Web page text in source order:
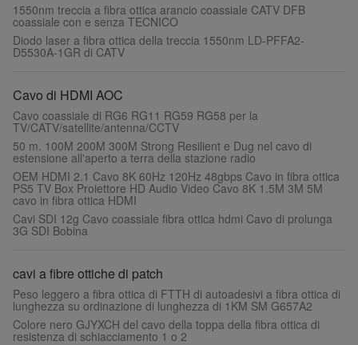
1550nm treccia a fibra ottica arancio coassiale CATV DFB
coassiale con e senza TECNICO
Diodo laser a fibra ottica della treccia 1550nm LD-PFFA2-
D5530A-1GR di CATV
Cavo di HDMI AOC
Cavo coassiale di RG6 RG11 RG59 RG58 per la
TV/CATV/satellite/antenna/CCTV
50 m. 100M 200M 300M Strong Resilient e Dug nel cavo di
estensione all'aperto a terra della stazione radio
OEM HDMI 2.1 Cavo 8K 60Hz 120Hz 48gbps Cavo in fibra ottica
PS5 TV Box Proiettore HD Audio Video Cavo 8K 1.5M 3M 5M
cavo in fibra ottica HDMI
Cavi SDI 12g Cavo coassiale fibra ottica hdmi Cavo di prolunga
3G SDI Bobina
cavi a fibre ottiche di patch
Peso leggero a fibra ottica di FTTH di autoadesivi a fibra ottica di
lunghezza su ordinazione di lunghezza di 1KM SM G657A2
Colore nero GJYXCH del cavo della toppa della fibra ottica di
resistenza di schiacciamento 1 o 2